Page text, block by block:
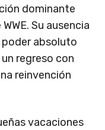
dominante
Su ausencia
poder absoluto
regreso con
reinvención
vacaciones